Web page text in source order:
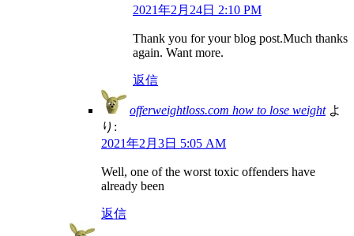
2021年2月24日 2:10 PM
Thank you for your blog post.Much thanks
again. Want more.
返信
offerweightloss.com how to lose weight よ
り:
2021年2月3日 5:05 AM
Well, one of the worst toxic offenders have
already been
返信